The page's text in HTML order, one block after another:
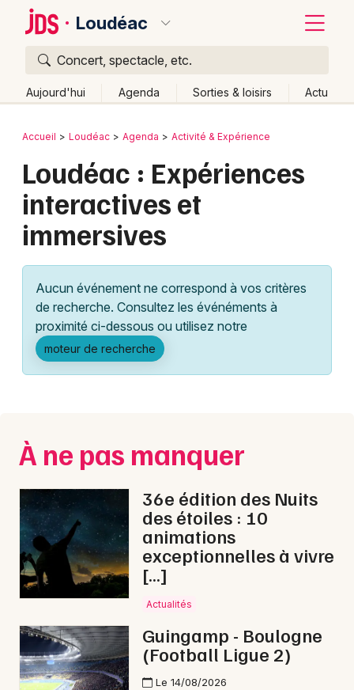
Loudéac
Concert, spectacle, etc.
Aujourd'hui Agenda Sorties & loisirs Actu
Publier un événement
Grands événements
Manifestations
Foires & salons
Sports
Soirées
Sorties famille
Expos
Interactives & immersives dans les Côtes
d'Armor
Bordeaux
Colmar
Lille
Lyon
Marseille
Mulhouse
Montpellier
Paris
Strasbourg
Toulouse
Toutes les villes
Retour
Accueil Loudéac Agenda Activité & Expérience
Loudéac : Expériences
interactives et
immersives
Aucun événement ne correspond à vos critères
de recherche. Consultez les événéments à
proximité ci-dessous ou utilisez notre
moteur de recherche
À ne pas manquer
36e édition des Nuits
des étoiles : 10
animations
exceptionnelles à vivre
[…]
Actualités
Guingamp - Boulogne
(Football Ligue 2)
Le 14/08/2026
Quoi ?
Où ?
Partout
Près de moi Changer de lieu
Quand ?
Aujourd'hui
Demain Ce week-end